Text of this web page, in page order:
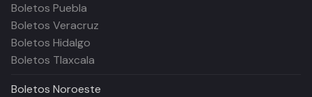
Boletos Puebla
Boletos Veracruz
Boletos Hidalgo
Boletos Tlaxcala
Boletos Noroeste